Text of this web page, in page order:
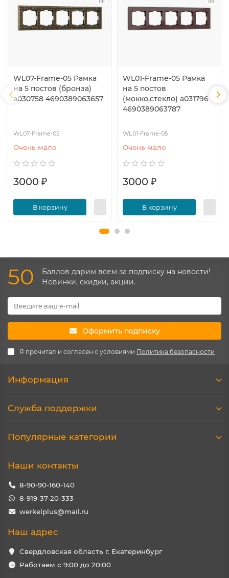
WL07-Frame-05 Рамка
на 5 постов (бронза)
a030758 4690389063657
WL07-Frame-05
Очень мало
3000 ₽
В корзину
WL01-Frame-05 Рамка
на 5 постов
(мокко,стекло) a031796
4690389063787
WL01-Frame-05
Очень мало
3000 ₽
В корзину
50
Баллов дарим всем за подписку на новости!
Новинки, скидки, акции.
Оформить подписку
Я прочитал и согласен с условиями Политика безопасности
Информация
Служба поддержки
Популярные категории
Наши контакты
8-90-90-160-140
8-919-37-20-333
werkelplus@mail.ru
Наш адрес
Свердловская область г. Екатеринбург
Работаем с 9:00 до 20:00